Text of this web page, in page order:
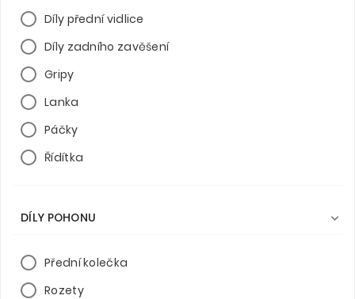
Díly přední vidlice
Díly zadního zavěšení
Gripy
Lanka
Páčky
Řídítka
DÍLY POHONU 
Přední kolečka
Rozety